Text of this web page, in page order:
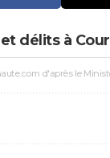
délits à
d'après le